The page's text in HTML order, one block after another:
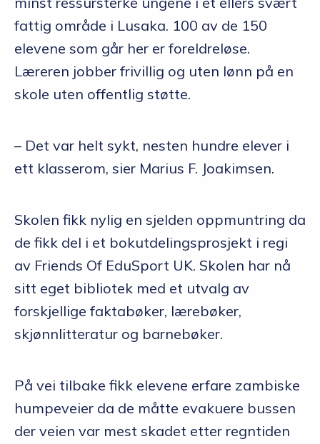
fattig område i Lusaka. 100 av de 150
elevene som går her er foreldreløse.
Læreren jobber frivillig og uten lønn på en
skole uten offentlig støtte.
– Det var helt sykt, nesten hundre elever i
ett klasserom, sier Marius F. Joakimsen.
Skolen fikk nylig en sjelden oppmuntring da
de fikk del i et bokutdelingsprosjekt i regi
av Friends Of EduSport UK. Skolen har nå
sitt eget bibliotek med et utvalg av
forskjellige faktabøker, lærebøker,
skjønnlitteratur og barnebøker.
På vei tilbake fikk elevene erfare zambiske
humpeveier da de måtte evakuere bussen
der veien var mest skadet etter regntiden